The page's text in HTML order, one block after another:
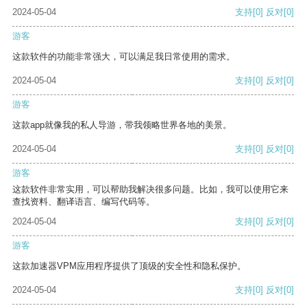
2024-05-04
支持[0] 反对[0]
游客
这款软件的功能非常强大，可以满足我日常使用的需求。
2024-05-04 支持[0] 反对[0]
游客
这款app就像我的私人导游，带我领略世界各地的美景。
2024-05-04 支持[0] 反对[0]
游客
这款软件非常实用，可以帮助我解决很多问题。比如，我可以使用它来
查找资料、翻译语言、编写代码等。
2024-05-04
支持[0] 反对[0]
游客
这款加速器VPM应用程序提供了顶级的安全性和隐私保护。
2024-05-04 支持[0] 反对[0]